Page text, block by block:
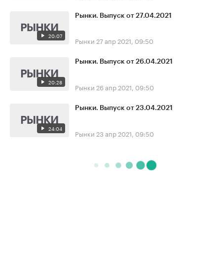
20:07
Рынки. Выпуск от 27.04.2021
Рынки 27 апр 2021, 09:50
20:28
Рынки. Выпуск от 26.04.2021
Рынки 26 апр 2021, 09:50
24:04
Рынки. Выпуск от 23.04.2021
Рынки 23 апр 2021, 09:50